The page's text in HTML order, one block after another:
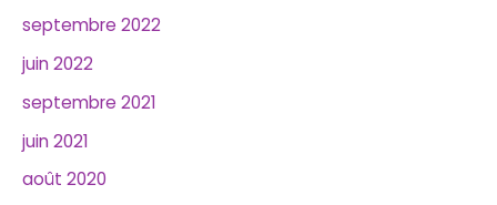
septembre 2022
juin 2022
septembre 2021
juin 2021
août 2020